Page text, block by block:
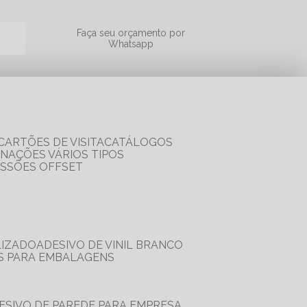
Faça seu orçamento por
Whatsapp
CARTÕES DE VISITA
CATÁLOGOS
VÁRIOS TIPOS
OFFSET
ADESIVO DE VINIL BRANCO
PARA EMBALAGENS